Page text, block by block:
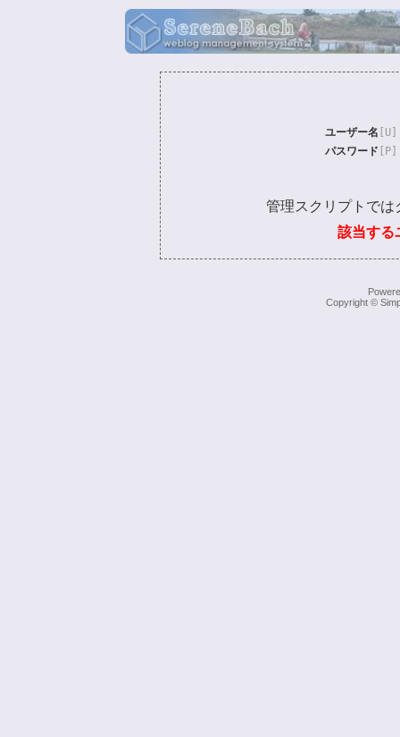
ユーザー名 [U]
パスワード [P]
管理スクリプトでは
該当する
Copyright ©